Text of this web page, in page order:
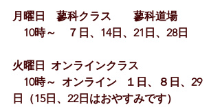
月曜日　蓼科クラス　　蓼科道場
10時～　７日、14日、21日、28日
火曜日  オンラインクラス
10時～  オンライン   １日、８日、29
日（15日、22日はおやすみです）